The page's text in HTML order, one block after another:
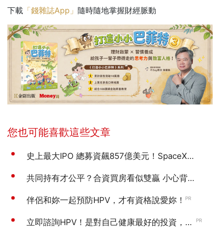
下載 「錢雜誌App」 隨時隨地掌握財經脈動